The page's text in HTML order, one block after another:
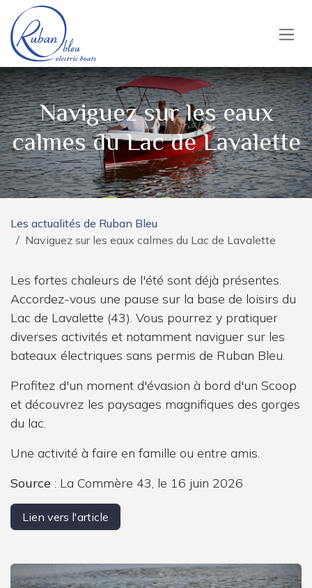
Se rendre au contenu
Naviguez sur les eaux
calmes du Lac de Lavalette
Les actualités de Ruban Bleu
Naviguez sur les eaux calmes du Lac de Lavalette
Les fortes chaleurs de l'été sont déjà présentes.
Accordez-vous une pause sur la base de loisirs du
Lac de Lavalette (43). Vous pourrez y pratiquer
diverses activités et notamment naviguer sur les
bateaux électriques sans permis de Ruban Bleu.
Profitez d'un moment d'évasion à bord d'un Scoop
et découvrez les paysages magnifiques des gorges
du lac.
Une activité à faire en famille ou entre amis.
Source : La Commère 43, le 16 juin 2026
Lien vers l'article